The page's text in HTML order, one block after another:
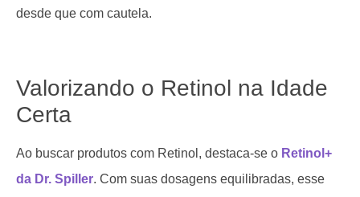
desde que com cautela.
Valorizando o Retinol na Idade
Certa
Ao buscar produtos com Retinol, destaca-se o Retinol+
da Dr. Spiller. Com suas dosagens equilibradas, esse